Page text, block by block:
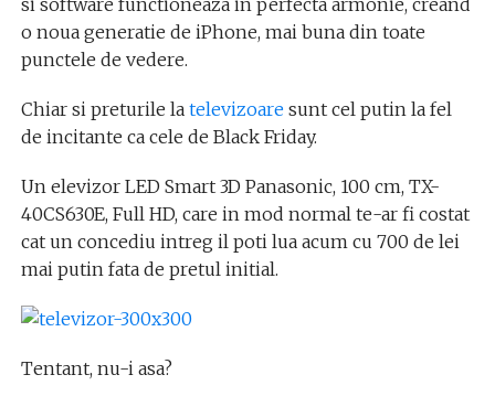
si software functioneaza in perfecta armonie, creand
o noua generatie de iPhone, mai buna din toate
punctele de vedere.
Chiar si preturile la televizoaresunt cel putin la fel
de incitante ca cele de Black Friday.
Un elevizor LED Smart 3D Panasonic, 100 cm, TX-
40CS630E, Full HD, care in mod normal te-ar fi costat
cat un concediu intreg il poti lua acum cu 700 de lei
mai putin fata de pretul initial.
Tentant, nu-i asa?